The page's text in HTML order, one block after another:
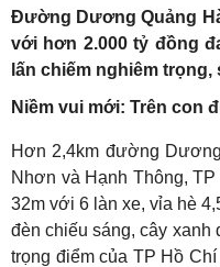
Đường Dương Quảng
với hơn 2.000 tỷ đồng
lấn chiếm nghiêm
Niềm vui mới: Trên con
Hơn 2,4km đường
Nhơn và Hạnh Thông,
32m với 6 làn xe, vỉa hè
đèn chiếu sáng, cây
trọng điểm của TP Hồ